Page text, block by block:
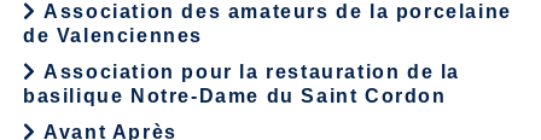
Association des amateurs de la porcelaine
de Valenciennes
Association pour la restauration de la
basilique Notre-Dame du Saint Cordon
Avant Après